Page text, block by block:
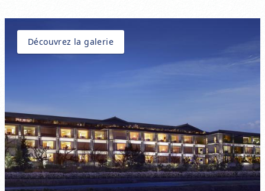
Découvrez la galerie